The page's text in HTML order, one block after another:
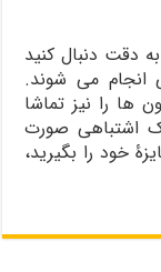
دقت دنبال کنید
می­ شوند.
ها را نیز تماشا
اشتباهی صورت
خود را بگیرید،